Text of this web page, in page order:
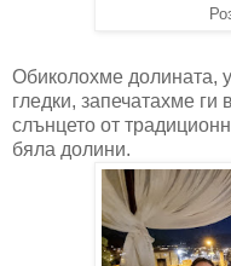
Обиколохме долината,
гледки, запечатахме
слънцето от
бяла долини.